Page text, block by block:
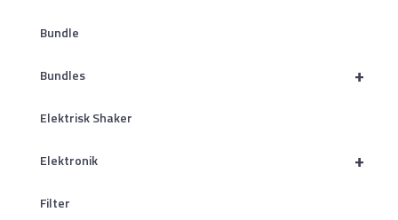
Bundle
+
Bundles
Elektrisk Shaker
+
Elektronik
Filter